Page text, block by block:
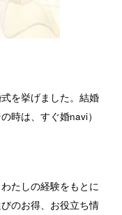
を挙げました。結婚
の時は、すぐ婚navi）
たしの経験をもとに
のお得、お役立ち情